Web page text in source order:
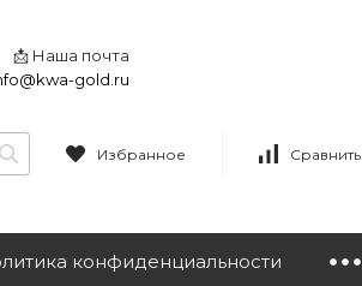
📩 Наша почта
gold.ru
Избранное Сравнить
конфиденциальности